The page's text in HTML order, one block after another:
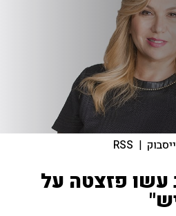
|
RSS
עשו פזצטה על